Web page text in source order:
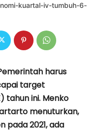
kuartal-iv-tumbuh-6-
harus
target
tahun ini. Menko
menuturkan,
pada 2021, ada